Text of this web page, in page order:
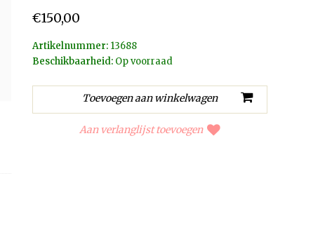
€150,00
Artikelnummer: 13688
Beschikbaarheid: Op voorraad
Aan verlanglijst toevoegen